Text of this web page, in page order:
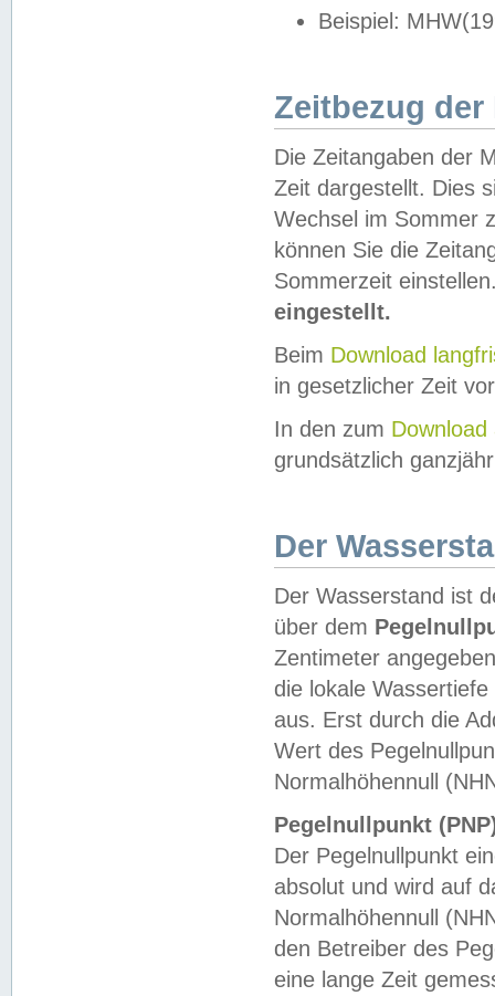
Beispiel:
Zeitbezug der
Die Zeitangaben der
Zeit dargestellt. Dies
Wechsel im Sommer
können Sie die
Sommerzeit
eingestellt.
Beim Download
in gesetzlicher Zeit
In den zum Download
grundsätzlich
Der
Der Wasserstand ist
über dem
Zentimeter
die lokale
aus. Erst durch die
Wert des
Normalhöhennull
Pegelnullpunkt
Der Pegelnullpunkt
absolut und wird auf
Normalhöhennull
den Betreiber des
eine lange Zeit